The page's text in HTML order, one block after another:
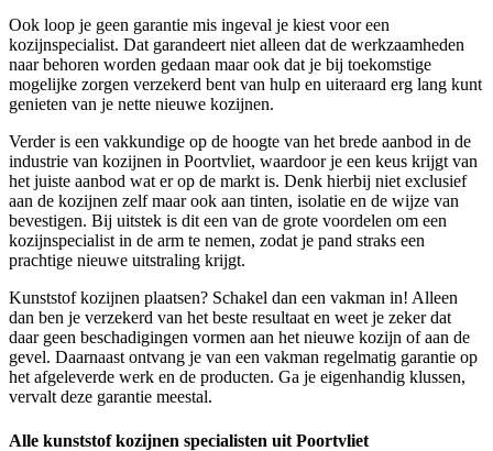
Ook loop je geen garantie mis ingeval je kiest voor een
kozijnspecialist. Dat garandeert niet alleen dat de werkzaamheden
naar behoren worden gedaan maar ook dat je bij toekomstige
mogelijke zorgen verzekerd bent van hulp en uiteraard erg lang kunt
genieten van je nette nieuwe kozijnen.
Verder is een vakkundige op de hoogte van het brede aanbod in de
industrie van kozijnen in Poortvliet, waardoor je een keus krijgt van
het juiste aanbod wat er op de markt is. Denk hierbij niet exclusief
aan de kozijnen zelf maar ook aan tinten, isolatie en de wijze van
bevestigen. Bij uitstek is dit een van de grote voordelen om een
kozijnspecialist in de arm te nemen, zodat je pand straks een
prachtige nieuwe uitstraling krijgt.
Kunststof kozijnen plaatsen? Schakel dan een vakman in! Alleen
dan ben je verzekerd van het beste resultaat en weet je zeker dat
daar geen beschadigingen vormen aan het nieuwe kozijn of aan de
gevel. Daarnaast ontvang je van een vakman regelmatig garantie op
het afgeleverde werk en de producten. Ga je eigenhandig klussen,
vervalt deze garantie meestal.
Alle kunststof kozijnen specialisten uit Poortvliet